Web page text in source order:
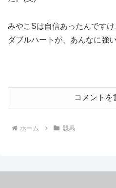
みやこSは自信あったんです
ダブルハートが、あんなに
コメントを
ホーム 競馬